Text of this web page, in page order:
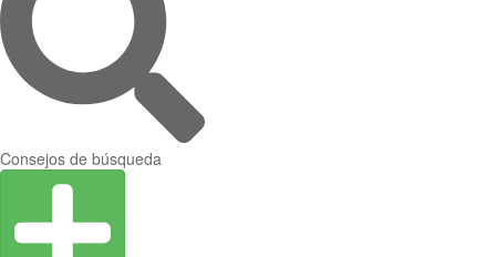
Consejos de búsqueda